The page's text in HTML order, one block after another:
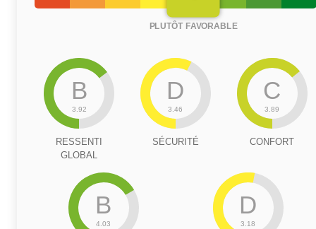
PLUTÔT FAVORABLE
B
3.92
RESSENTI
GLOBAL
D
3.46
SÉCURITÉ
C
3.89
CONFORT
B
4.03
D
3.18